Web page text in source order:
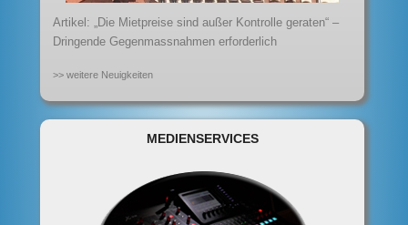
Artikel: „Die Mietpreise sind außer Kontrolle geraten“ –
Dringende Gegenmassnahmen erforderlich
>> weitere Neuigkeiten
MEDIENSERVICES